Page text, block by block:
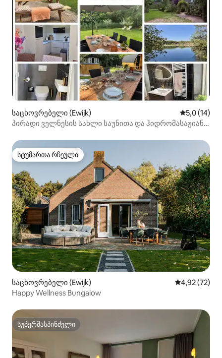
საცხოვრებელი (Ewijk) საშუალო
5,0 (14)
პირადი ველნესის სახლი საუნითა და ჰიდრომასაჟიანი
სტუმართა რჩეული
სტუმართა რჩეული
საცხოვრებელი (Ewijk) საშუალო
4,92 (72)
Happy Wellness Bungalow
სუპერმასპინძელი
სუპერმასპინძელი